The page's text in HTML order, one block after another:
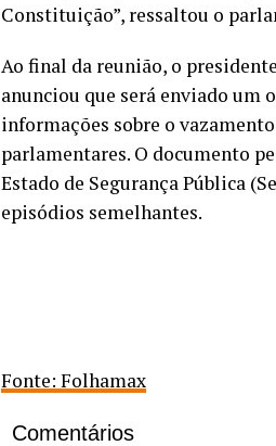
Constituição”, ressaltou o
Ao final da reunião, o
anunciou que será enviado um
informações sobre o
parlamentares. O documento
Estado de Segurança Pública
episódios semelhantes.
Fonte: Folhamax
Comentários